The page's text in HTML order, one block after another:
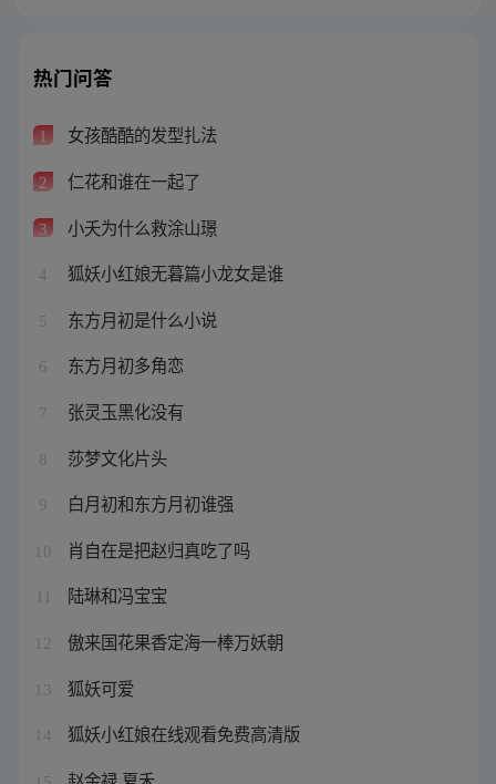
热门问答
1 女孩酷酷的发型扎法
2 仁花和谁在一起了
3 小夭为什么救涂山璟
4 狐妖小红娘无暮篇小龙女是谁
5 东方月初是什么小说
6 东方月初多角恋
7 张灵玉黑化没有
8 莎梦文化片头
9 白月初和东方月初谁强
10 肖自在是把赵归真吃了吗
陆琳和冯宝宝
12 傲来国花果香定海一棒万妖朝
13 狐妖可爱
14 狐妖小红娘在线观看免费高清版